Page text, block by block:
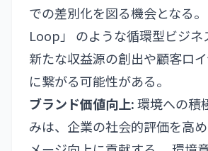
での差別化を図る機会となる
Loop」 のような循環型ビジネ
新たな収益源の創出や顧客ロ
に繋がる可能性がある。
ブランド価値向上:環境への積
みは、企業の社会的評価を高